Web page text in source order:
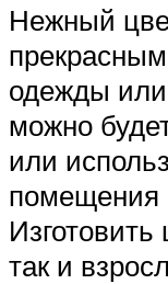
Нежный
одежды или
можно
или
помещения
Изготовить
так и